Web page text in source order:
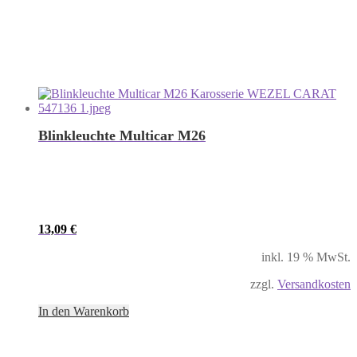
Blinkleuchte Multicar M26
13,09 €
inkl. 19 % MwSt.
zzgl. Versandkosten
In den Warenkorb